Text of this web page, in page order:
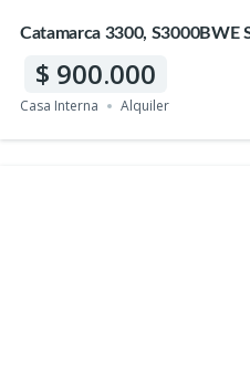
Catamarca 3300, S3000BWE
900.000
Casa Interna Alquiler